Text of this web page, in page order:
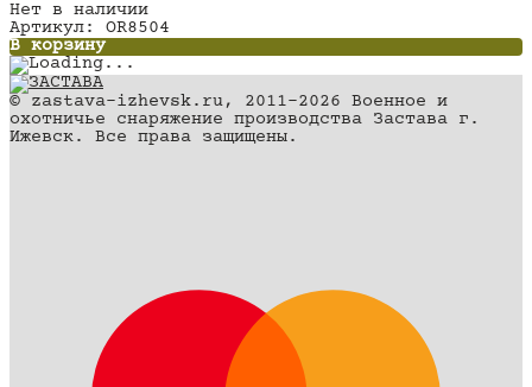
Нет в наличии
Артикул: OR8504
В корзину
© zastava-izhevsk.ru, 2011–2026 Военное и
охотничье снаряжение производства Застава г.
Ижевск. Все права защищены.